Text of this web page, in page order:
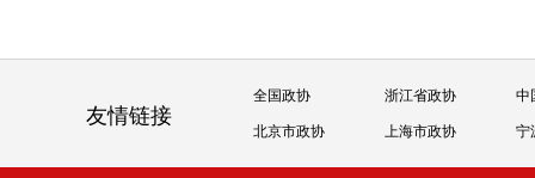
友情链接
全国政协 浙江省政协 中
北京市政协 上海市政协 宁